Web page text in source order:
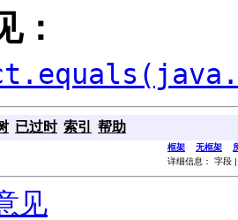
：
已过时 索引 帮助
框架 无框架
详细信息： 字段
见